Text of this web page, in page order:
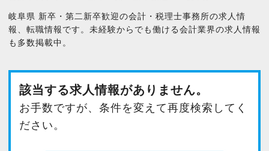
ログイン
最近見た求人
マイリスト
岐阜県 新卒・第二新卒歓迎の会計・税理士事務所の求人情
報、転職情報です。未経験からでも働ける会計業界の求人情報
も多数掲載中。
該当する求人情報がありません。
お手数ですが、条件を変えて再度検索してく
ださい。